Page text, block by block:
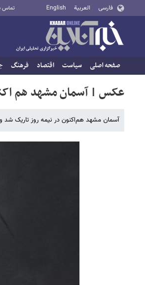
فارسی العربية English تماس
صفحه اصلی سیاست اقتصاد فرهنگ
عکس | آسمان مشهد هم
آسمان مشهد هم‌اکنون در نیمه روز تاریک